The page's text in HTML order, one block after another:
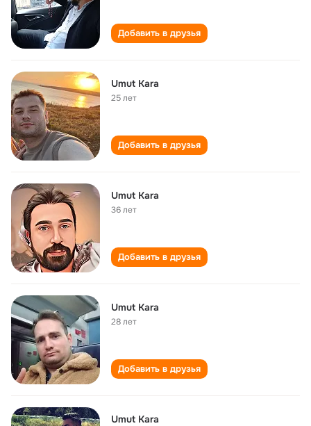
Добавить в друзья
Umut Kara
25 лет
Добавить в друзья
Umut Kara
36 лет
Добавить в друзья
Umut Kara
28 лет
Добавить в друзья
Umut Kara